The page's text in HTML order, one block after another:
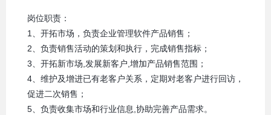
岗位职责：
1、开拓市场，负责企业管理软件产品销售；
2、负责销售活动的策划和执行，完成销售指标；
3、开拓新市场,发展新客户,增加产品销售范围；
4、维护及增进已有老客户关系，定期对老客户进行回访，
促进二次销售；
5、负责收集市场和行业信息,协助完善产品需求。